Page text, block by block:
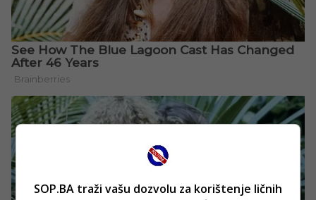
SOP.BA traži vašu dozvolu za korištenje ličnih